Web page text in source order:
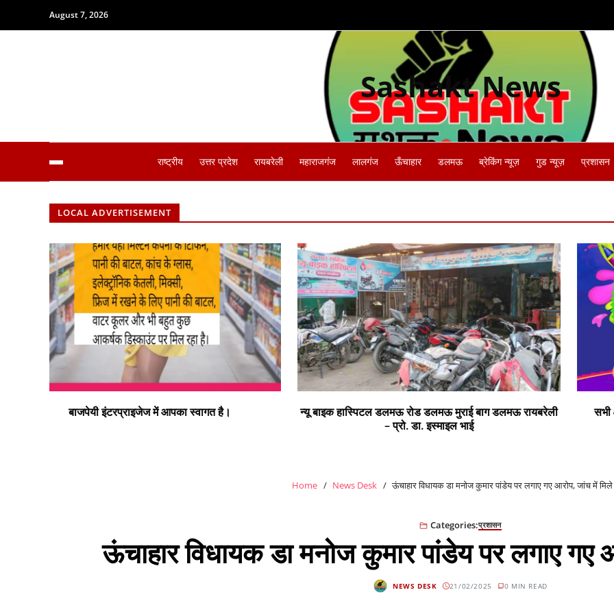
August 7, 2026
Sashakt News
राष्ट्रीय उत्तर प्रदेश रायबरेली महाराजगंज लालगंज ऊँचाहार डलमऊ ब्रेकिंग न्यूज़ गुड न्यूज़ प्रशासन
LOCAL ADVERTISEMENT
न्यू बाइक हास्पिटल डलमऊ रोड डलमऊ मुराई बाग डलमऊ रायबरेली
सभी क्षेत्र वासियों को रंगों के पर्व होली की हार्दिक शुभकामनाएं
Home News Desk ऊंचाहार विधायक डा मनोज कुमार पांडेय पर लगाए गए आरोप, जांच में
Categories:प्रशासन
ऊंचाहार विधायक डा मनोज कुमार पांडेय पर लगाए
NEWS DESK 21/02/2025 0 MIN READ